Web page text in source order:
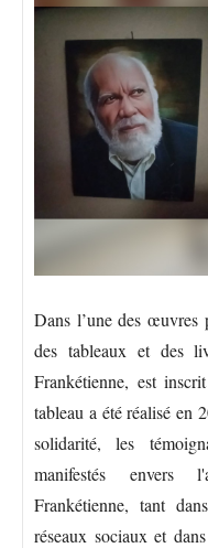
Dans l’une des œuvres
des tableaux et des
Frankétienne, est
tableau a été réalisé en
solidarité, les
manifestés envers
Frankétienne, tant
réseaux sociaux et